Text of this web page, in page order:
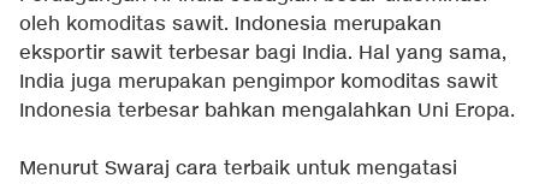
oleh komoditas sawit. Indonesia merupakan
eksportir sawit terbesar bagi India. Hal yang sama,
India juga merupakan pengimpor komoditas sawit
Indonesia terbesar bahkan mengalahkan Uni Eropa.
Menurut Swaraj cara terbaik untuk mengatasi